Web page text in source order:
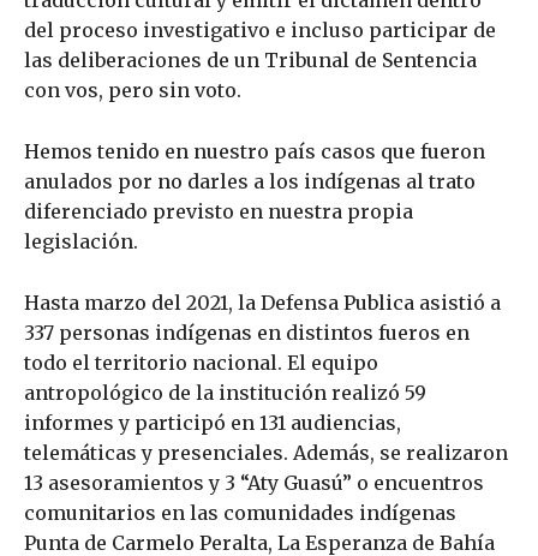
del proceso investigativo e incluso participar de
las deliberaciones de un Tribunal de Sentencia
con vos, pero sin voto.
Hemos tenido en nuestro país casos que fueron
anulados por no darles a los indígenas al trato
diferenciado previsto en nuestra propia
legislación.
Hasta marzo del 2021, la Defensa Publica asistió a
337 personas indígenas en distintos fueros en
todo el territorio nacional. El equipo
antropológico de la institución realizó 59
informes y participó en 131 audiencias,
telemáticas y presenciales. Además, se realizaron
13 asesoramientos y 3 “Aty Guasú” o encuentros
comunitarios en las comunidades indígenas
Punta de Carmelo Peralta, La Esperanza de Bahía